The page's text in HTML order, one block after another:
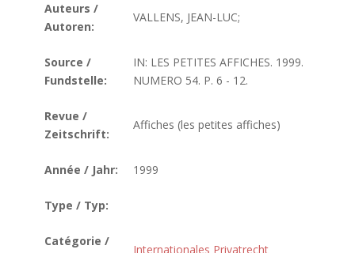
Auteurs /
Autoren:
VALLENS, JEAN-LUC;
Source /
Fundstelle:
IN: LES PETITES AFFICHES. 1999.
NUMERO 54. P. 6 - 12.
Revue /
Zeitschrift:
Affiches (les petites affiches)
Année / Jahr: 1999
Type / Typ:
Catégorie /
Internationales Privatrecht